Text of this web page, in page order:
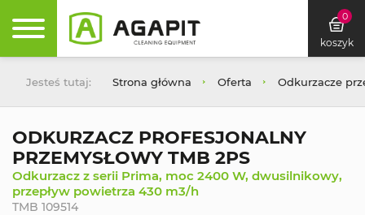
0
koszyk
Jesteś tutaj: Strona główna Oferta Odkurzacze
ODKURZACZ PROFESJONALNY
PRZEMYSŁOWY TMB 2PS
Odkurzacz z serii Prima, moc 2400 W, dwusilnikowy,
przepływ powietrza 430 m3/h
TMB 109514